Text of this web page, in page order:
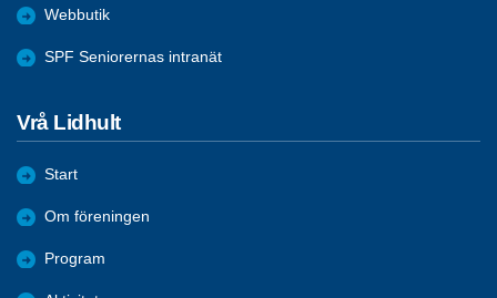
Webbutik
SPF Seniorernas intranät
Vrå Lidhult
Start
Om föreningen
Program